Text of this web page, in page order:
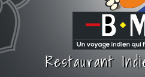
Restaurant